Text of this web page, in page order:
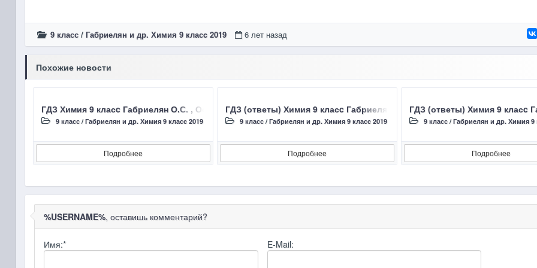
9 класс/ Габриелян и др. Химия 9 класc 2019 6 лет назад
Похожие новости
ГДЗ Химия 9 класc Габриелян О.С. , Остроумов И.Г., Сладков С.А. 2019 ЛАБОРАТОРНЫЙ ОПЫТ №14, №15, №16,
9 класс/ Габриелян и др. Химия 9 класc 2019
Подробнее
ГДЗ (ответы) Химия 9 класc Габриелян О.С. , Остроумов И.Г.,
9 класс/ Габриелян и др. Химия 9 класc 2019
Подробнее
ГДЗ (ответы) Химия 9
9 класс/ Габриелян и др. Химия 9
Подробнее
%USERNAME%, оставишь комментарий?
Имя:* E-Mail: